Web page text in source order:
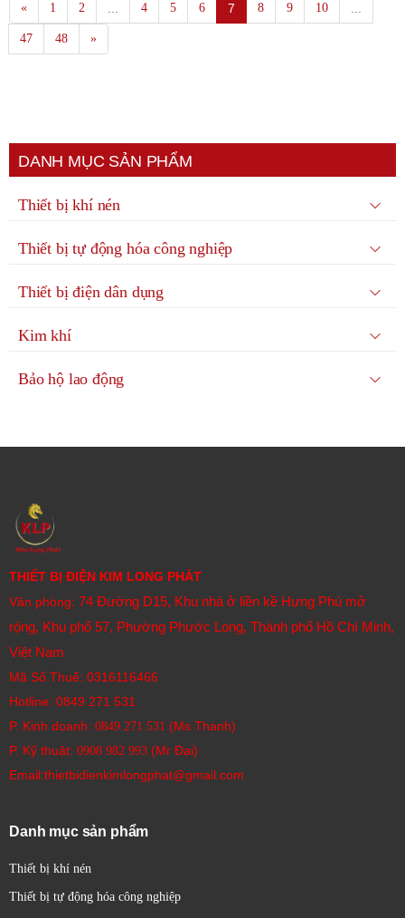
« 1 2 4 5 6 7 8 9 10
47 48 »
DANH MỤC SẢN PHẨM
Thiết bị khí nén
Thiết bị tự động hóa công nghiệp
Thiết bị điện dân dụng
Kim khí
Bảo hộ lao động
THIẾT BỊ ĐIỆN KIM LONG PHÁT
Văn phòng: 74 Đường D15, Khu nhà ở liền kề Hưng Phú mở
rộng, Khu phố 57, Phường Phước Long, Thành phố Hồ Chí Minh,
Việt Nam
Mã Số Thuế: 0316116466
Hotline: 0849 271 531
P. Kinh doanh: 0849 271 531 (Ms Thanh)
P. Kỹ thuật: 0908 982 993​ (Mr Đại)
Email:thietbidienkimlongphat@gmail.com
Danh mục sản phẩm
Thiết bị khí nén
Thiết bị tự động hóa công nghiệp